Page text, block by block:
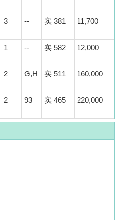
3 -- 实 381 11,700
1 -- 实 582 12,000
2 G,H 实 511 160,000
2 93 实 465 220,000